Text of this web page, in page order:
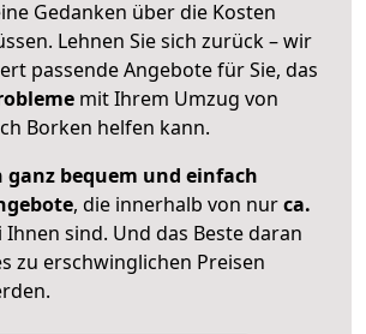
Gedanken über die Kosten
Lehnen Sie sich zurück – wir
passende Angebote für Sie, das
mit Ihrem Umzug von
Borken helfen kann.
ganz bequem und einfach
, die innerhalb von nurca.
Ihnen sind. Und das Beste daran
zu erschwinglichen Preisen